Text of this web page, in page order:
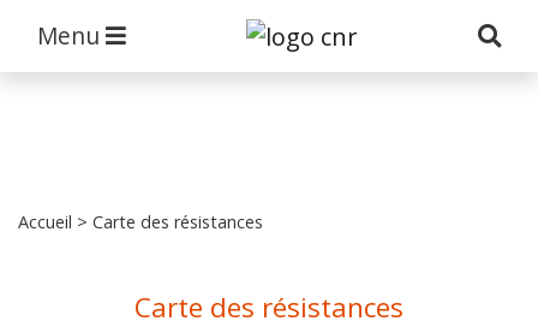
Menu
Accueil > Carte des résistances
Carte des résistances